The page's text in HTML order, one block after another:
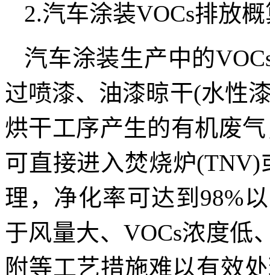
2.汽车涂装VOCs排放
汽车涂装生产中的
过喷漆、油漆晾干(水性
烘干工序产生的有机废
可直接进入焚烧炉(TNV)
理，净化率可达到98%
于风量大、VOCs浓度低
附等工艺措施难以有效